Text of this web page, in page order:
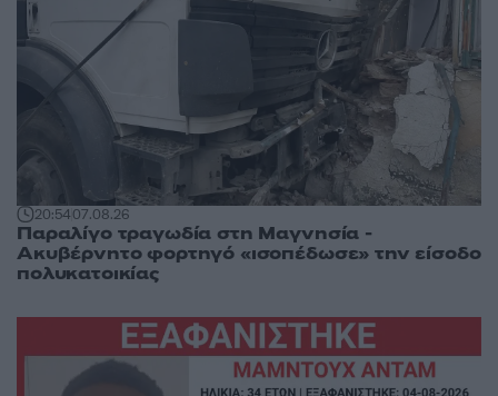
20:5407.08.26
Παραλίγο τραγωδία στη Μαγνησία -
Ακυβέρνητο φορτηγό «ισοπέδωσε» την είσοδο
πολυκατοικίας